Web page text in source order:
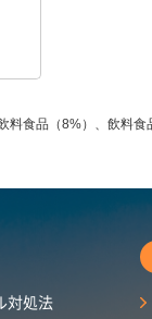
食品（8%）、飲料
対処法